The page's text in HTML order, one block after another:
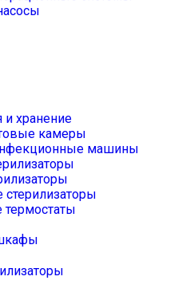
хранение
камеры
машины